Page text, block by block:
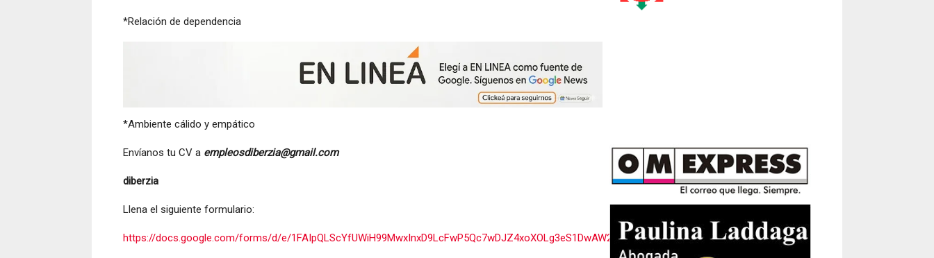
*Relación de dependencia
*Ambiente cálido y empático
Envíanos tu CV a empleosdiberzia@gmail.com
diberzia
Llena el siguiente formulario:
https://docs.google.com/forms/d/e/1FAIpQLScYfUWiH99MwxInxD9LcFwP5Qc7wDJZ4xoXOLg3eS1DwAW2kg/viewform